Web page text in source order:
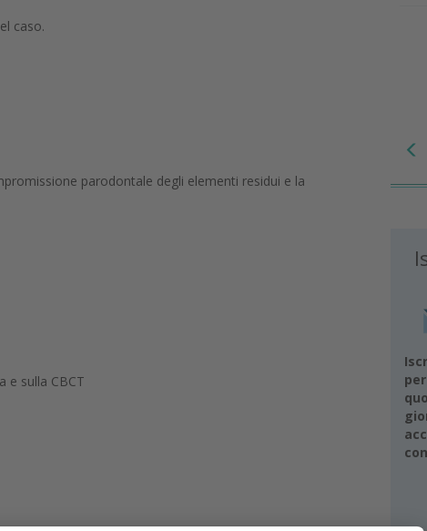
caso.
parodontale degli elementi residui e la
e sulla CBCT